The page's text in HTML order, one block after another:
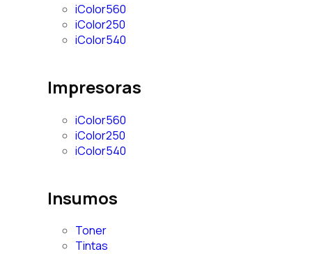
iColor560
iColor250
iColor540
Impresoras
iColor560
iColor250
iColor540
Insumos
Toner
Tintas